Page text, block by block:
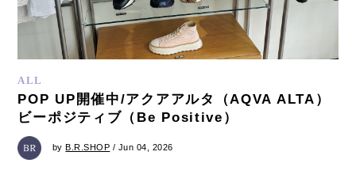
ALL
POP UP開催中/アクアアルタ（AQVA ALTA）
ビーポジティブ（Be Positive）
by B.R.SHOP / Jun 04, 2026